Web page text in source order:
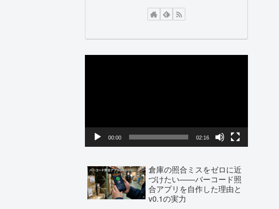
ー
00:00 02:16
倉庫の照合ミスをゼロに近
づけたい——バーコード照
合アプリを自作した理由と
v0.1の実力